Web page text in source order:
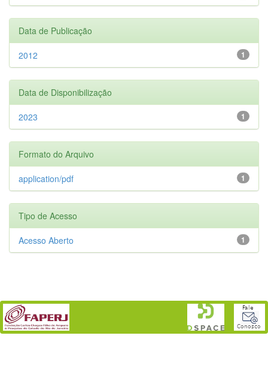
Data de Publicação
1
2012
Data de Disponibilização
1
2023
Formato do Arquivo
1
application/pdf
Tipo de Acesso
1
Acesso Aberto